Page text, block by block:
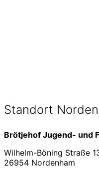
Standort
Brötjehof Jugend- und
Wilhelm-Böning Straße
26954 Nordenham